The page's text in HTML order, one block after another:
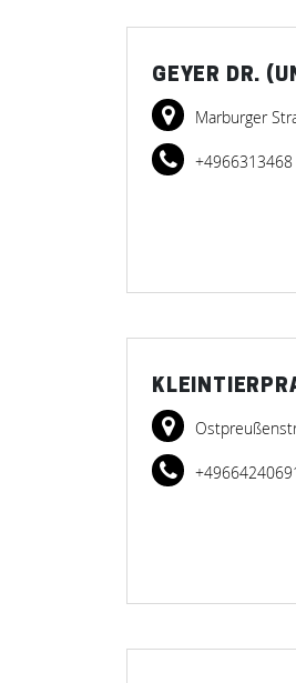
GEYER DR.
Marburger
+4966313468